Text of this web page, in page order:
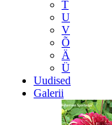
T
U
V
Õ
Ä
Ü
Uudised
Galerii